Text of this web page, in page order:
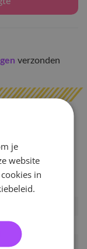
verzonden
2025
je
website
in